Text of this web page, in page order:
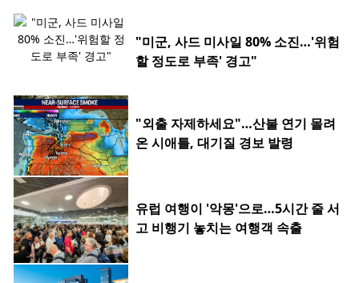
"미군, 사드 미사일 80% 소진…'위험
할 정도로 부족' 경고"
"외출 자제하세요"…산불 연기 몰려
온 시애틀, 대기질 경보 발령
유럽 여행이 '악몽'으로…5시간 줄 서
고 비행기 놓치는 여행객 속출